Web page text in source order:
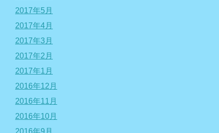
2017年5月
2017年4月
2017年3月
2017年2月
2017年1月
2016年12月
2016年11月
2016年10月
2016年9月